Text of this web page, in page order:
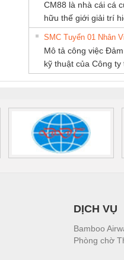
Bộ giám sát chuỗi
tấm pin
TRANSCLINIC 16I+
1K5 H (2502520000)
điện
BKE
TM-DV DAI DONG
THANH
CM88 là nhà cái cá
hữu thế giới giải trí
SMC Tuyển 01 Nhân
Mô tả công việc
kỹ thuật của Công ty
DỊCH VỤ
Bamboo
Phòng chờ